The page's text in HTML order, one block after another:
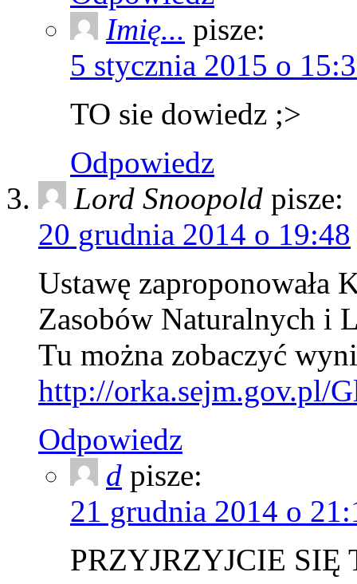
Imię... pisze:
5 stycznia 2015 o
TO sie dowiedz ;>
Odpowiedz
Lord Snoopold pisze:
20 grudnia 2014 o 19:48
Ustawę zaproponowała
Zasobów Naturalnych i
Tu można zobaczyć
http://orka.sejm.gov.pl/
Odpowiedz
d pisze:
21 grudnia 2014 o
PRZYJRZYJCIE